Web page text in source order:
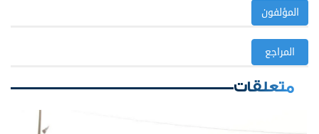
المؤلفون
المراجع
متعلقات